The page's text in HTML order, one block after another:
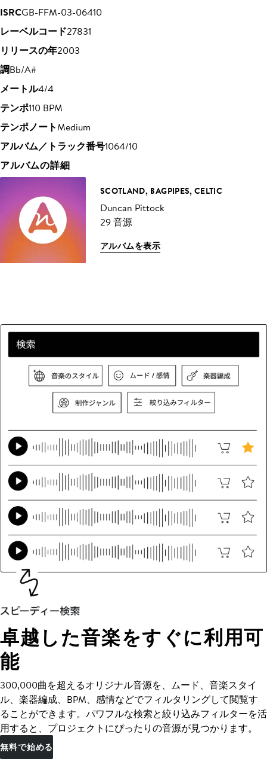
ISRCGB-FFM-03-06410
レーベルコード27831
リリースの年2003
調Bb/A#
メートル4/4
テンポ110 BPM
テンポノートMedium
アルバム／トラック番号1064/10
アルバムの詳細
SCOTLAND, BAGPIPES, CELTIC
Duncan Pittock
29 音源
アルバムを表示
卓越した音楽をすぐに利用可
能
300,000曲を超えるオリジナル音源を、ムード、音楽スタイ
ル、楽器編成、BPM、感情などでフィルタリングして閲覧す
ることができます。パワフルな検索と絞り込みフィルターを活
用すると、プロジェクトにぴったりの音源が見つかります。
無料で始める